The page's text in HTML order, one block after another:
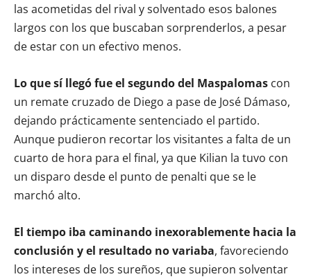
las acometidas del rival y solventado esos balones
largos con los que buscaban sorprenderlos, a pesar
de estar con un efectivo menos.
Lo que sí llegó fue el segundo del Maspalomas con
un remate cruzado de Diego a pase de José Dámaso,
dejando prácticamente sentenciado el partido.
Aunque pudieron recortar los visitantes a falta de un
cuarto de hora para el final, ya que Kilian la tuvo con
un disparo desde el punto de penalti que se le
marchó alto.
El tiempo iba caminando inexorablemente hacia la
conclusión y el resultado no variaba, favoreciendo
los intereses de los sureños, que supieron solventar